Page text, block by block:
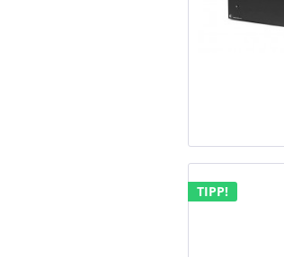
TIPP!